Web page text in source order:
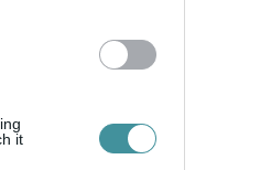
it
a